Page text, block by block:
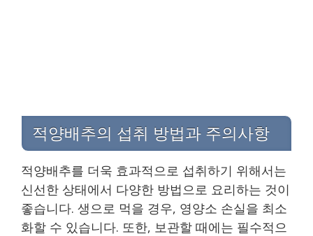
적양배추의 섭취 방법과 주의사항
적양배추를 더욱 효과적으로 섭취하기 위해서는
신선한 상태에서 다양한 방법으로 요리하는 것이
좋습니다. 생으로 먹을 경우, 영양소 손실을 최소
화할 수 있습니다. 또한, 보관할 때에는 필수적으